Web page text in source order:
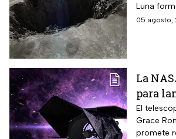
Luna
nuestro
05 agosto,
La
para
Nancy
El
Grace
promete